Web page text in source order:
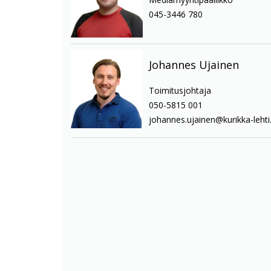
045-3446 780
Johannes Ujainen
Toimitusjohtaja
050-5815 001
johannes.ujainen@kurikka-